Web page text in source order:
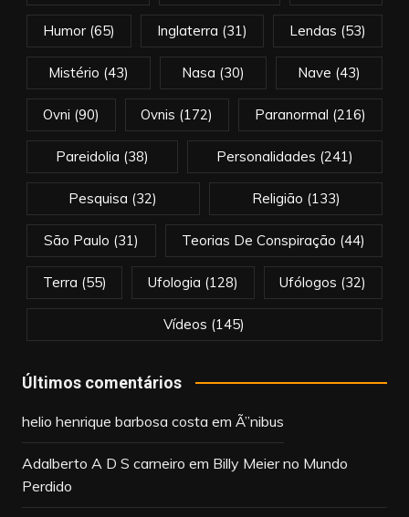
Humor(65) Inglaterra (31) Lendas (53)
Mistério (43) Nasa (30) Nave (43)
Ovni (90) Ovnis (172) Paranormal (216)
Pareidolia (38) Personalidades (241)
Pesquisa (32) Religião (133)
São Paulo (31) Teorias De Conspiração (44)
Terra (55) Ufologia (128) Ufólogos (32)
Vídeos (145)
Últimos comentários
helio henrique barbosa costa em Ã”nibus
Adalberto A D S carneiro em Billy Meier no Mundo
Perdido